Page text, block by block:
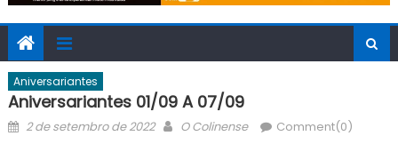
Aniversariantes
Aniversariantes 01/09 A 07/09
Posted
2 de setembro de 2022 Author
O Colinense Comment(0)